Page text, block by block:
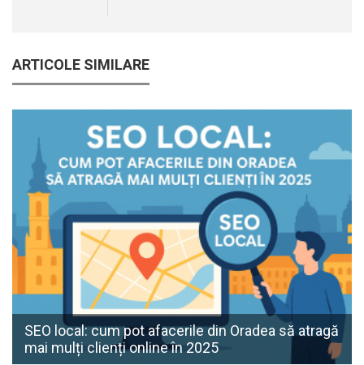
ARTICOLE SIMILARE
SEO local: cum pot afacerile din Oradea să atragă
mai mulți clienți online în 2025